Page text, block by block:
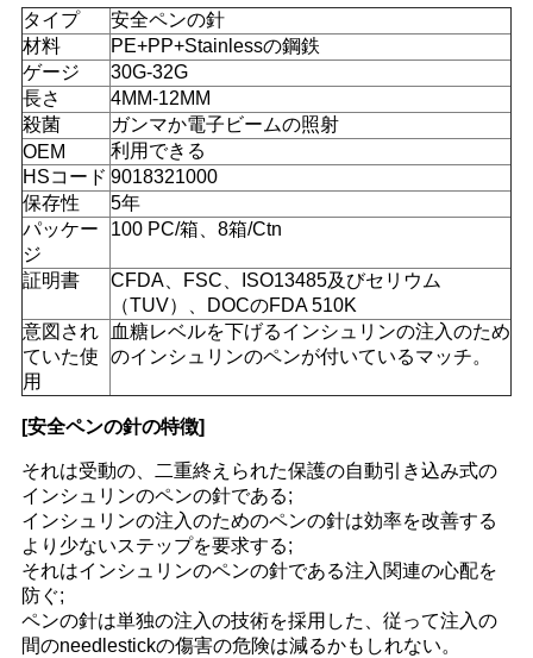
連
絡
し
な
さ
い
ニ
ュ
ー
ス
場
合
タイプ
安全ペンの針
材料
PE+PP+Stainlessの鋼鉄
ゲージ
30G-32G
長さ
4MM-12MM
殺菌
ガンマか電子ビームの照射
OEM
利用できる
HSコード 9018321000
保存性
5年
パッケー
ジ
100 PC/箱、8箱/Ctn
証明書
CFDA、FSC、ISO13485及びセリウム
（TUV）、DOCのFDA 510K
意図され
ていた使
用
血糖レベルを下げるインシュリンの注入のため
のインシュリンのペンが付いているマッチ。
[安全ペンの針の特徴]
それは受動の、二重終えられた保護の自動引き込み式の
インシュリンのペンの針である;
インシュリンの注入のためのペンの針は効率を改善する
より少ないステップを要求する;
それはインシュリンのペンの針である注入関連の心配を
防ぐ;
ペンの針は単独の注入の技術を採用した、従って注入の
間のneedlestickの傷害の危険は減るかもしれない。